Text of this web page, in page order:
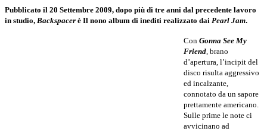
Pubblicato il 20 Settembre 2009, dopo più di tre anni dal precedente lavoro
in studio, Backspacer è Il nono album di inediti realizzato dai Pearl Jam.
Con Gonna See My
Friend, brano
d’apertura, l’incipit del
disco risulta aggressivo
ed incalzante,
connotato da un sapore
prettamente americano.
Sulle prime le note ci
avvicinano ad